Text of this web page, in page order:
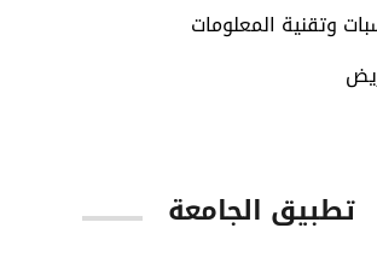
وتقنية المعلومات
تطبيق الجامعة